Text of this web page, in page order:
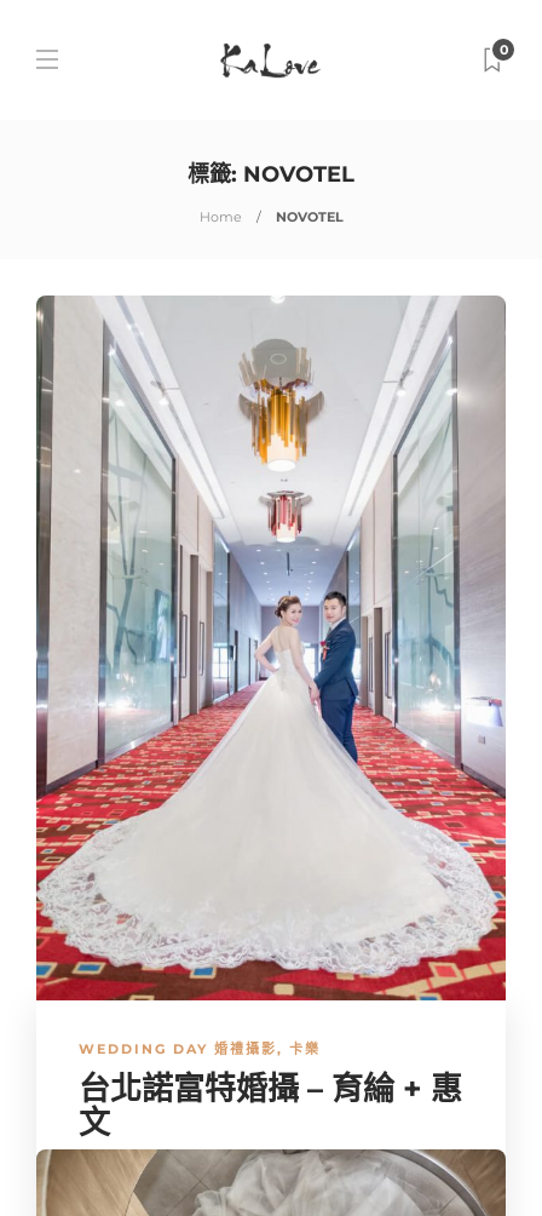
0
標籤: NOVOTEL
Home NOVOTEL
WEDDING DAY 婚禮攝影, 卡樂
台北諾富特婚攝 – 育綸 + 惠
文
會選擇在這裡舉辦婚宴，表示新人很有想法不喜歡人擠人，
這裡有一個特色就是只有一個廳，不用和別組新人搶空間，
但也意味著諾富特需要很早預約，諾富特我曾拍攝過，已對